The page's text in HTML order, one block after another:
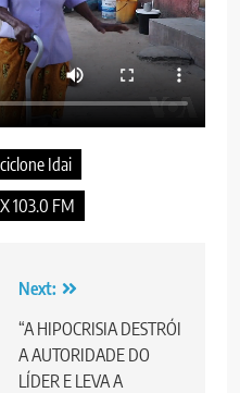
Idai
103.0 FM
Next:
“A HIPOCRISIA DESTRÓI
A AUTORIDADE DO
LÍDER E LEVA A